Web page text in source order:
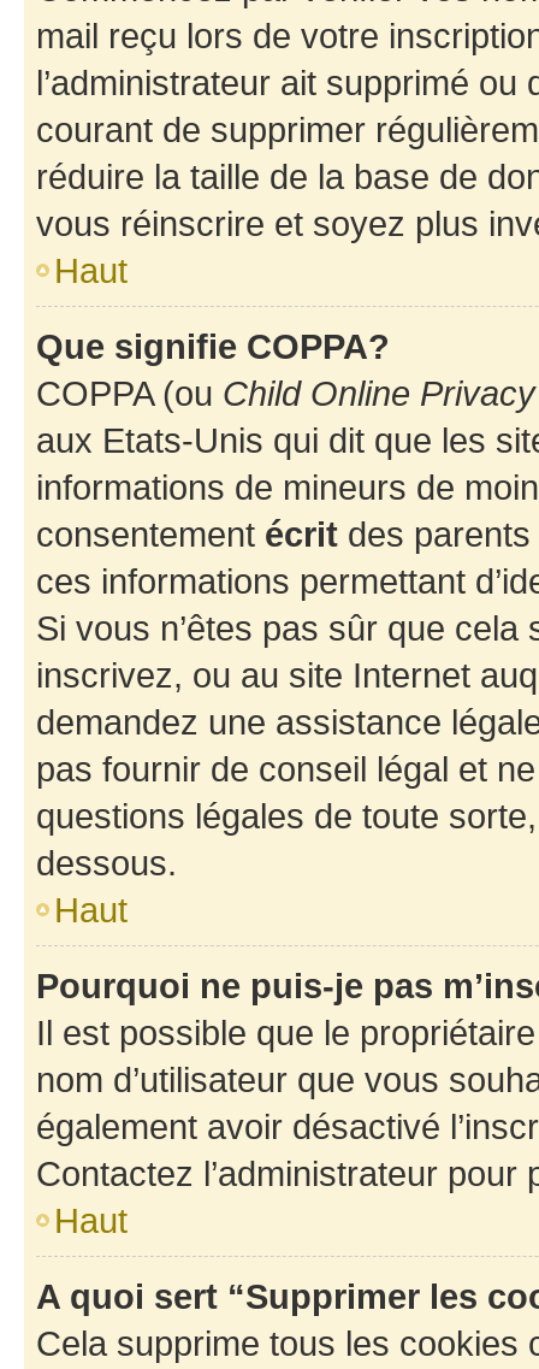
mail reçu lors de votre
l’administrateur ait supprimé
courant de supprimer
réduire la taille de la base de
vous réinscrire et soyez plus
Haut
Que signifie COPPA?
COPPA (ou Child Online
aux Etats-Unis qui dit que les
informations de mineurs de
consentement écrit des parents
ces informations permettant
Si vous n’êtes pas sûr que
inscrivez, ou au site Internet
demandez une assistance
pas fournir de conseil légal et
questions légales de toute
dessous.
Haut
Pourquoi ne puis-je pas
Il est possible que le
nom d’utilisateur que vous
également avoir désactivé
Contactez l’administrateur
Haut
A quoi sert “Supprimer les
Cela supprime tous les cookies